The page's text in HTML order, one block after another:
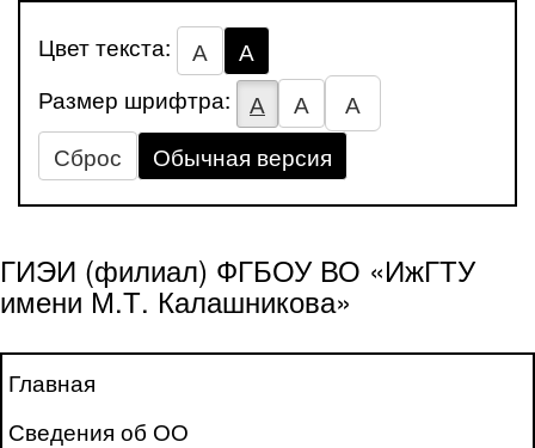
Цвет текста: А
А
Размер шрифтра:
А А
А
Сброс
Обычная версия
ГИЭИ (филиал) ФГБОУ ВО «ИжГТУ
имени М.Т. Калашникова»
Главная
Сведения об ОО